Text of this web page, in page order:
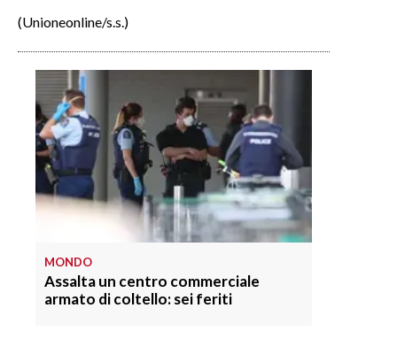
(Unioneonline/s.s.)
MONDO
Assalta un centro commerciale
armato di coltello: sei feriti